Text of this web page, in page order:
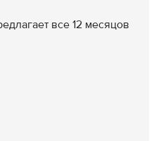
все 12 месяцов